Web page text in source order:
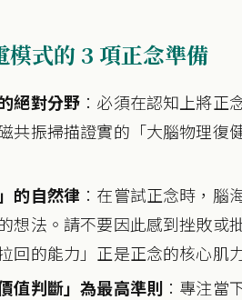
模式的 3 項正念準備
絕對分野 ：必須在認知上將正
共振掃描證實的「大腦物理復
的自然律 ：在嘗試正念時，腦
想法。請不要因此感到挫敗
回的能力」正是正念的核心肌
值判斷」為最高準則 ：專注當